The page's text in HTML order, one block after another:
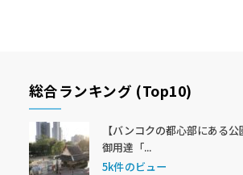
総合ランキング (Top10)
【バンコクの都心部にある
御用達「...
5k件のビュー